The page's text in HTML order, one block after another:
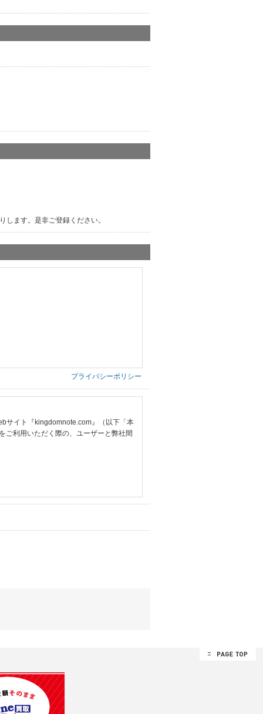
ます。是非ご登録ください。
供いただいた情報）
写し等）、および当該書類に含まれる
れる住所※、投稿時にご提供いただいた
、その許可の際にご同意いただいた内容
請求収納、商品・サービスの提供、品
、お客様からのお申し出により利用を停
プライバシーポリシー
サイト『kingdomnote.com』（以下「本
ご利用いただく際の、ユーザーと弊社間
追加規定は、本規約の一部を構成しま
す。
るものとします。弊社が本規約を変更し
ト又は本サービスを利用された場合に
及び弊社が指定する個人情報などを、ユ
のとします。
、第三者の使用などによる損害の責任